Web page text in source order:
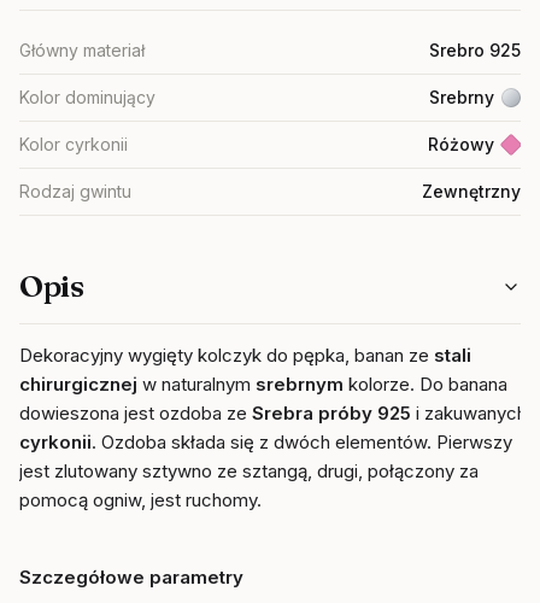
Główny materiał Srebro 925
Kolor dominujący Srebrny
Kolor cyrkonii Różowy
Rodzaj gwintu Zewnętrzny
Opis
Dekoracyjny wygięty kolczyk do pępka, banan ze stali
chirurgicznej w naturalnym srebrnym kolorze. Do banana
dowieszona jest ozdoba ze Srebra próby 925 i zakuwanych
cyrkonii. Ozdoba składa się z dwóch elementów. Pierwszy
jest zlutowany sztywno ze sztangą, drugi, połączony za
pomocą ogniw, jest ruchomy.
Szczegółowe parametry